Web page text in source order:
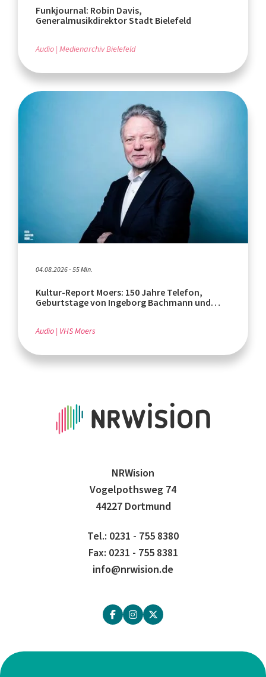
Funkjournal: Robin Davis,
Generalmusikdirektor Stadt Bielefeld
Audio Medienarchiv Bielefeld
04.08.2026 - 55 Min.
Kultur-Report Moers: 150 Jahre Telefon,
Geburtstage von Ingeborg Bachmann und
Audio VHS Moers
NRWision
Vogelpothsweg 74
44227 Dortmund
Tel.: 0231 - 755 8380
Fax: 0231 - 755 8381
info@nrwision.de